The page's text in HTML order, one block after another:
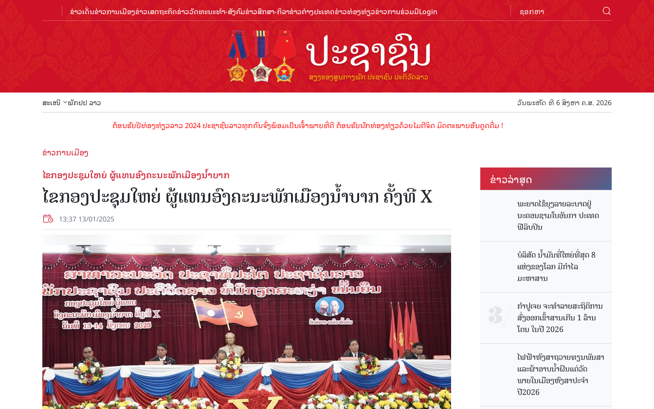
ຂ່າວເດັ່ນຂ່າວການເມືອງຂ່າວເສດຖະກິດຂ່າວວັດທະນະທຳ-ສັງຄົມຂ່າວສືກສາ-ກິລາຂ່າວຕ່າງປະເທດຂ່າວທ່ອງທ່ຽວຂ່າວການຮ່ວມມືLogin
ສະເໜີ ພັກປປ ລາວ ວັນພະຫັດ ທີ 6 ສິງຫາ ຄ.ສ. 2026
ຕ້ອນຮັບປີທ່ອງທ່ຽວລາວ 2024 ປະຊາຊົນລາວທຸກຄົນຈົ່ງພ້ອມເປັນເຈົ້າພາບທີ່ດີ ຕ້ອນຮັບນັກທ່ອງທ່ຽວດ້ວຍໄມຕີຈິດ ມິດຕະພາບອັນດູດດື່ມ !
ຂ່າວການເມືອງ
ໄຂກອງປະຊຸມໃຫຍ່ ຜູ້ແທນອົງຄະນະພັກເມືອງນໍ້າບາກ
ໄຂກອງປະຊຸມໃຫຍ່ ຜູ້ແທນອົງຄະນະພັກເມືອງນໍ້າບາກ ຄັ້ງທີ X
13:37 13/01/2025
ຂ່າວ​ລ່າ​ສຸດ
ພະຍາດໄຂ້ຍຸງລາຍລະບາດຢູ່
ນະຄອນຊາມໂບ​ອັນກາ ປະເທດ
ຟີລິບປິນ
ບໍລິສັດ ນ້ຳມັນທີ່ໃຫຍ່ທີ່ສຸດ 8
ແຫ່ງຂອງໂລກ ມີກຳໄລ
ມະຫາສານ
ກຳປູເຈຍ ຈະທຳລາຍສະຖິຕິການ
ສົ່ງອອກເຂົ້າສານເກີນ 1 ລ້ານ
ໂຕນ ໃນປີ 2026
ໄຟຟ້າຫົງສາຖວາຍທຽນພັນສາ
ແລະຜ້າອາບນໍ້າຝົນແດ່ວັດ
ພາຍໃນເມືອງຫົງສາປະຈໍາ
ປີ2026